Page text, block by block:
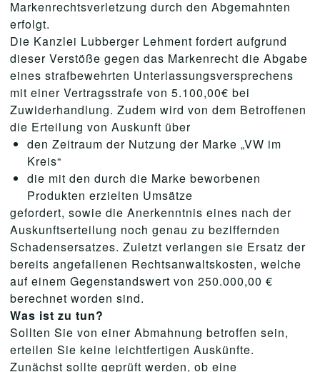
Markenrechtsverletzung durch den Abgemahnten
erfolgt.
Die Kanzlei Lubberger Lehment fordert aufgrund
dieser Verstöße gegen das Markenrecht die Abgabe
eines strafbewehrten Unterlassungsversprechens
mit einer Vertragsstrafe von 5.100,00€ bei
Zuwiderhandlung. Zudem wird von dem Betroffenen
die Erteilung von Auskunft über
den Zeitraum der Nutzung der Marke „VW im
Kreis“
die mit den durch die Marke beworbenen
Produkten erzielten Umsätze
gefordert, sowie die Anerkenntnis eines nach der
Auskunftserteilung noch genau zu beziffernden
Schadensersatzes. Zuletzt verlangen sie Ersatz der
bereits angefallenen Rechtsanwaltskosten, welche
auf einem Gegenstandswert von 250.000,00 €
berechnet worden sind.
Was ist zu tun?
Sollten Sie von einer Abmahnung betroffen sein,
erteilen Sie keine leichtfertigen Auskünfte.
Zunächst sollte geprüft werden, ob eine